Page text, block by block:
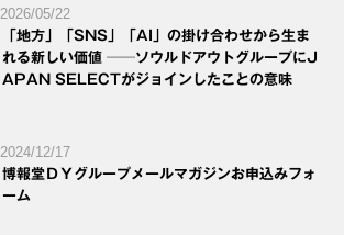
2026/05/22
「地方」「SNS」「AI」の掛け合わせから生ま
れる新しい価値 ──ソウルドアウトグループにJ
APAN SELECTがジョインしたことの意味
2024/12/17
博報堂ＤＹグループメールマガジンお申込みフォ
ーム